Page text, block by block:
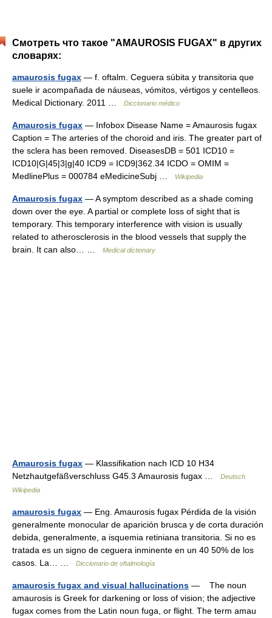
Смотреть что такое "AMAUROSIS FUGAX" в других
словарях:
amaurosis fugax — f. oftalm. Ceguera súbita y transitoria que
suele ir acompañada de náuseas, vómitos, vértigos y centelleos.
Medical Dictionary. 2011 …
Diccionario médico
Amaurosis fugax — Infobox Disease Name = Amaurosis fugax
Caption = The arteries of the choroid and iris. The greater part of
the sclera has been removed. DiseasesDB = 501 ICD10 =
ICD10|G|45|3|g|40 ICD9 = ICD9|362.34 ICDO = OMIM =
MedlinePlus = 000784 eMedicineSubj …
Wikipedia
Amaurosis fugax — A symptom described as a shade coming
down over the eye. A partial or complete loss of sight that is
temporary. This temporary interference with vision is usually
related to atherosclerosis in the blood vessels that supply the
brain. It can also… …
Medical dictionary
Amaurosis fugax — Klassifikation nach ICD 10 H34
Netzhautgefäßverschluss G45.3 Amaurosis fugax …
Deutsch
Wikipedia
amaurosis fugax — Eng. Amaurosis fugax Pérdida de la visión
generalmente monocular de aparición brusca y de corta duración
debida, generalmente, a isquemia retiniana transitoria. Si no es
tratada es un signo de ceguera inminente en un 40 50% de los
casos. La… …
Diccionario de oftalmología
amaurosis fugax and visual hallucinations — The noun
amaurosis is Greek for darkening or loss of vision; the adjective
fugax comes from the Latin noun fuga, or flight. The term amau